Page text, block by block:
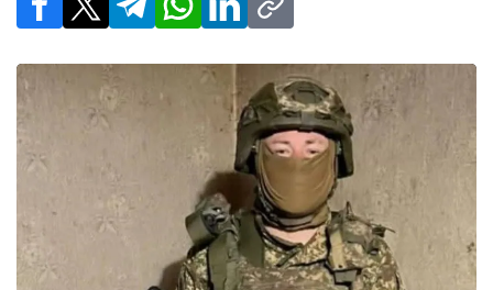
Facebook
X TelegramWhatsApp
LinkedInCopy link